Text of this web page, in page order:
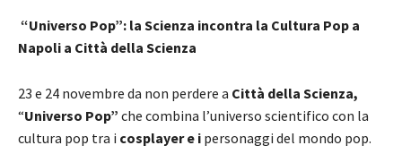
“Universo Pop”: la Scienza incontra la Cultura Pop a
Napoli a Città della Scienza
23 e 24 novembre da non perdere a Città della Scienza,
“Universo Pop” che combina l’universo scientifico con la
cultura pop tra i cosplayer e i personaggi del mondo pop.